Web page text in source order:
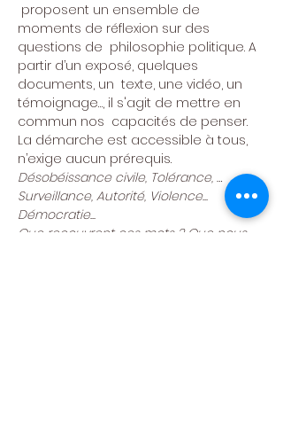
proposent un ensemble de
moments de réflexion sur des
questions de  philosophie politique. A
partir d’un exposé, quelques
documents, un  texte, une vidéo, un
témoignage…, il s'agit de mettre en
commun nos  capacités de penser.
La démarche est accessible à tous,
n’exige aucun prérequis.
Désobéissance civile, Tolérance, …
Surveillance, Autorité, Violence...
Démocratie...
Que recouvrent ces mots ? Que nous